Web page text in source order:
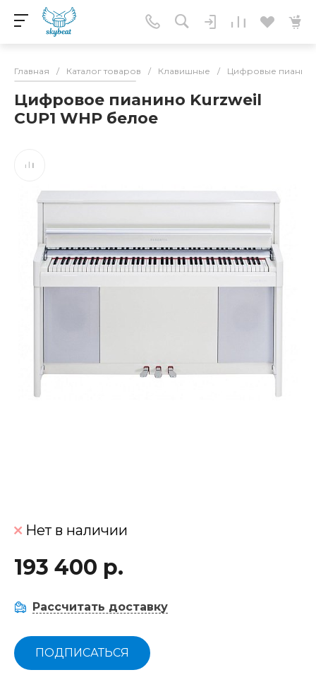
Главная / Каталог товаров / Клавишные / Цифровые
Цифровое пианино Kurzweil
CUP1 WHP белое
Нет в наличии
193 400 р.
Рассчитать доставку
ПОДПИСАТЬСЯ